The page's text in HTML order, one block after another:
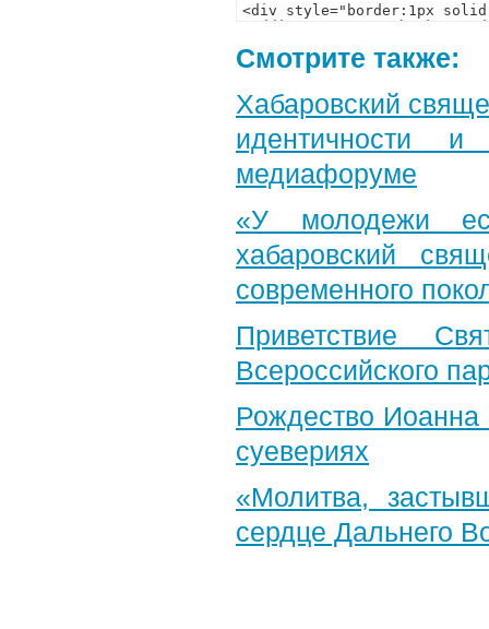
Смотрите также:
Хабаровский
идентичности
медиафоруме
«У молодежи
хабаровский
современного
Приветствие
Всероссийского
Рождество Иоанна
суевериях
«Молитва,
сердце Дальнего